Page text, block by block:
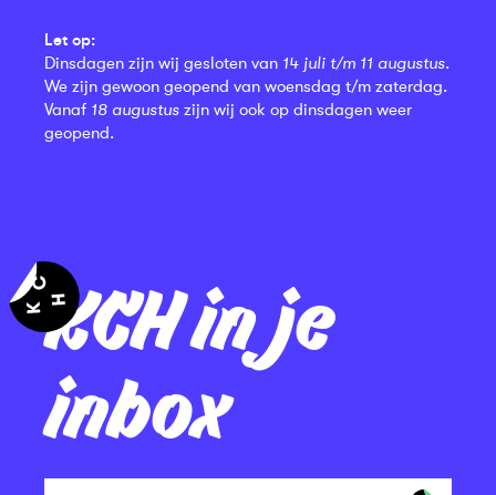
KCH in je
inbox
Let op:
Dinsdagen zijn wij gesloten van 14 juli t/m 11 augustus.
We zijn gewoon geopend van woensdag t/m zaterdag.
Vanaf 18 augustus zijn wij ook op dinsdagen weer
geopend.